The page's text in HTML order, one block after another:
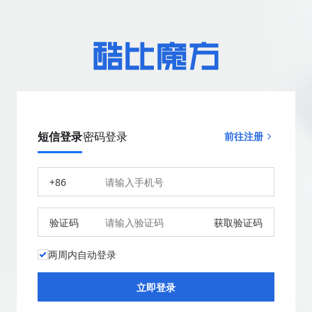
短信登录密码登录 前往注册
+86
验证码 获取验证码
两周内自动登录